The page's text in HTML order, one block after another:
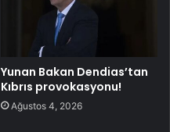
Yunan Bakan Dendias’tan
Kıbrıs provokasyonu!
Ağustos 4, 2026